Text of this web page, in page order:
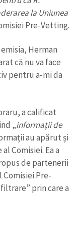
la Uniunea
Pre-Vetting.
Herman
că nu va face
pentru a-mi da
a calificat
„informații de
au apărut și
Comisiei. Ea a
de partenerii
Pre-
prin care a